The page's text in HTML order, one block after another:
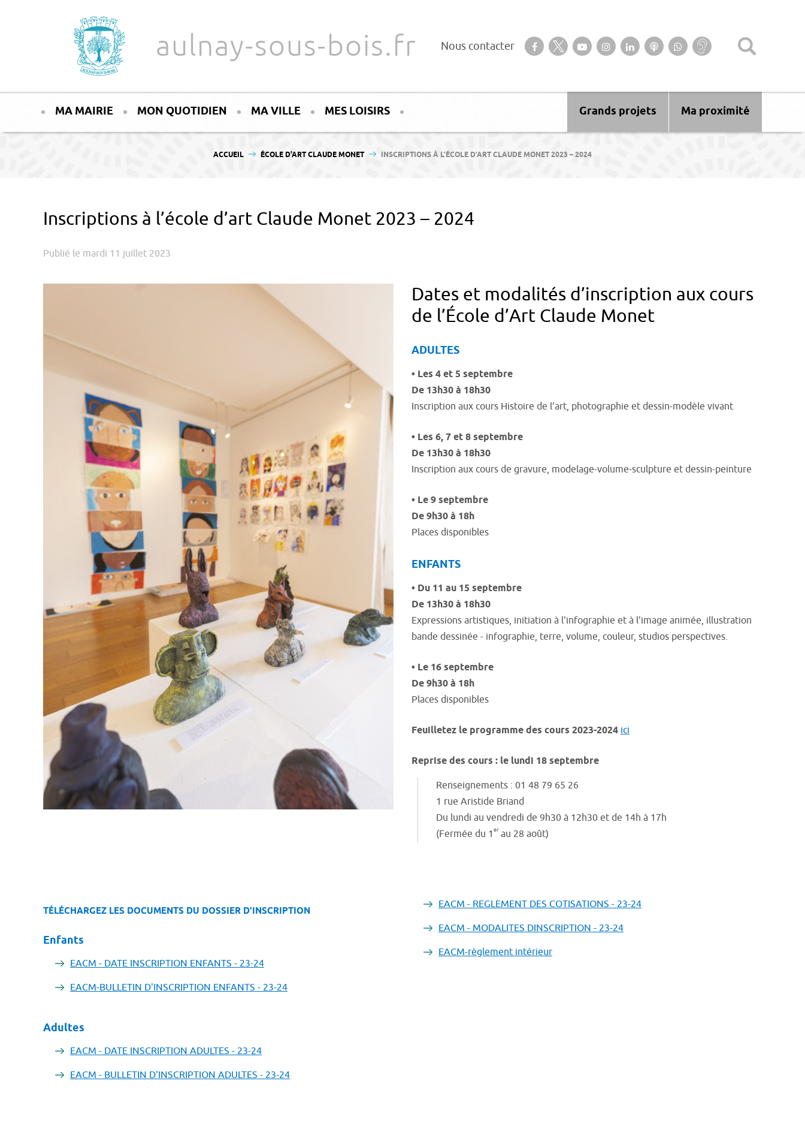
aulnay-sous-bois.fr Nous contacter Suivez-nous sur notre page Facebook
Suivez-nous sur Twitter
Suivez-nous sur YouTube
Suivez-nous sur Instagram
Retrouvez-nous sur Linkedin
Ecoutez nos Podcasts
Suivez-nous sur
WhatsApp
Baisse
d’audition ?
MA MAIRIE MON QUOTIDIEN MA VILLE MES LOISIRS Ma proximité
Grands projets
VOUS ÊTES ICI :
ACCUEIL ÉCOLE D'ART CLAUDE MONET INSCRIPTIONS À L’ÉCOLE D’ART CLAUDE MONET 2023 – 2024
Inscriptions à l’école d’art Claude Monet 2023 – 2024
Publié le mardi 11 juillet 2023
Dates et modalités d’inscription aux cours
de l’École d’Art Claude Monet
ADULTES
• Les 4 et 5 septembre
De 13h30 à 18h30
Inscription aux cours Histoire de l'art, photographie et dessin-modèle vivant
• Les 6, 7 et 8 septembre
De 13h30 à 18h30
Inscription aux cours de gravure, modelage-volume-sculpture et dessin-peinture
• Le 9 septembre
De 9h30 à 18h
Places disponibles
ENFANTS
• Du 11 au 15 septembre
De 13h30 à 18h30
Expressions artistiques, initiation à l'infographie et à l'image animée, illustration
bande dessinée - infographie, terre, volume, couleur, studios perspectives.
• Le 16 septembre
De 9h30 à 18h
Places disponibles
Feuilletez le programme des cours 2023-2024 ici
Reprise des cours : le lundi 18 septembre
Renseignements : 01 48 79 65 26
1 rue Aristide Briand
Du lundi au vendredi de 9h30 à 12h30 et de 14h à 17h
(Fermée du 1 er au 28 août)
TÉLÉCHARGEZ LES DOCUMENTS DU DOSSIER D'INSCRIPTION
Enfants
EACM - DATE INSCRIPTION ENFANTS - 23-24
EACM-BULLETIN D'INSCRIPTION ENFANTS - 23-24
Adultes
EACM - DATE INSCRIPTION ADULTES - 23-24
EACM - BULLETIN D'INSCRIPTION ADULTES - 23-24
EACM - REGLEMENT DES COTISATIONS - 23-24
EACM - MODALITES DINSCRIPTION - 23-24
EACM-règlement intérieur